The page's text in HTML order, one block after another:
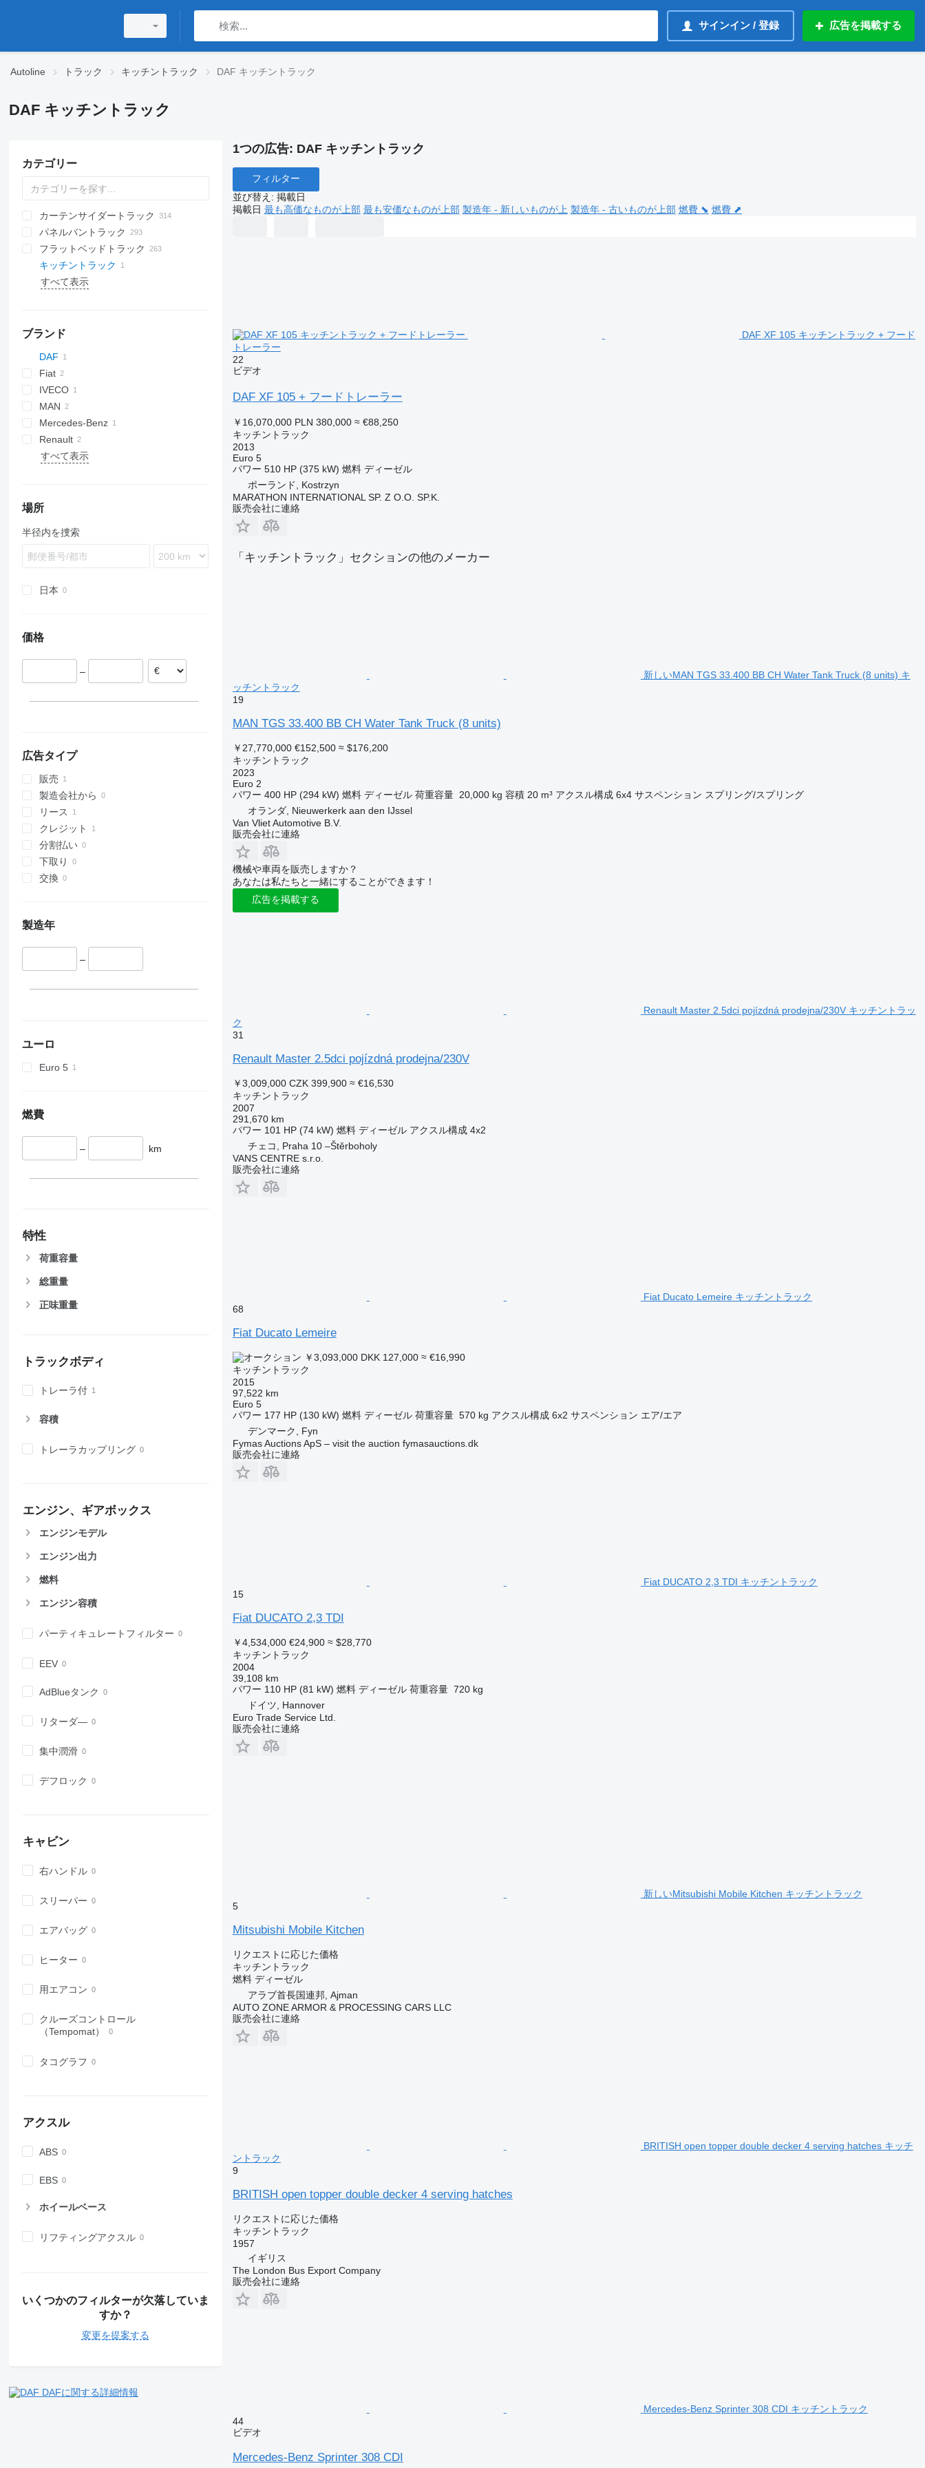
サインイン / 登録 広告を掲載する
Autoline トラック キッチントラック DAF キッチントラック
DAF キッチントラック
カテゴリー
カーテンサイダートラック
パネルバントラック
フラットベッドトラック
キッチントラック
すべて表示
ブランド
DAF
XF
XF 105
Fiat
Ducato
IVECO
MAN
TGL
TGS
Mercedes-Benz
Sprinter
Renault
Master
すべて表示
場所
半径内を捜索
日本
価格
–
広告タイプ
販売
製造会社から
リース
クレジット
分割払い
下取り
交換
製造年
–
ユーロ
Euro 5
燃費
– km
特性
荷重容量
総重量
正味重量
トラックボディ
トレーラ付
容積
トレーラカップリング
エンジン、ギアボックス
エンジンモデル
エンジン出力
燃料
エンジン容積
パーティキュレートフィルター
EEV
AdBlueタンク
リターダ―
集中潤滑
デフロック
キャビン
右ハンドル
スリーパー
エアバッグ
ヒーター
用エアコン
クルーズコントロール
（Tempomat）
タコグラフ
アクスル
ABS
EBS
ホイールベース
リフティングアクスル
いくつかのフィルターが欠落していま
すか？
変更を提案する
DAFに関する詳細情報
1つの広告: DAF キッチントラック
フィルター
並び替え : 掲載日
掲載日 最も高価なものが上部 最も安価なものが上部 製造年 - 新しいものが上 製造年 - 古いものが上部 燃費 ⬊ 燃費 ⬈
DAF XF 105 キッチントラック + フード
トレーラー
22
ビデオ
DAF XF 105 + フードトレーラー
￥16,070,000 PLN 380,000 ≈ €88,250
キッチントラック
2013
Euro 5
パワー 510 HP (375 kW) 燃料 ディーゼル
ポーランド, Kostrzyn
MARATHON INTERNATIONAL SP. Z O.O. SP.K.
販売会社に連絡
「キッチントラック」セクションの他のメーカー
新しいMAN TGS 33.400 BB CH Water Tank Truck (8 units) キ
ッチントラック
19
MAN TGS 33.400 BB CH Water Tank Truck (8 units)
￥27,770,000 €152,500 ≈ $176,200
キッチントラック
2023
Euro 2
パワー 400 HP (294 kW) 燃料 ディーゼル 荷重容量 20,000 kg 容積 20 m³ アクスル構成 6x4 サスペンション スプリング/スプリング
オランダ, Nieuwerkerk aan den IJssel
Van Vliet Automotive B.V.
販売会社に連絡
機械や車両を販売しますか？
あなたは私たちと一緒にすることができます！
広告を掲載する
Renault Master 2.5dci pojízdná prodejna/230V キッチントラッ
ク
31
Renault Master 2.5dci pojízdná prodejna/230V
￥3,009,000 CZK 399,900 ≈ €16,530
キッチントラック
2007
291,670 km
パワー 101 HP (74 kW) 燃料 ディーゼル アクスル構成 4x2
チェコ, Praha 10 –Štěrboholy
VANS CENTRE s.r.o.
販売会社に連絡
Fiat Ducato Lemeire キッチントラック
68
Fiat Ducato Lemeire
￥3,093,000 DKK 127,000 ≈ €16,990
キッチントラック
2015
97,522 km
Euro 5
パワー 177 HP (130 kW) 燃料 ディーゼル 荷重容量 570 kg アクスル構成 6x2 サスペンション エア/エア
デンマーク, Fyn
Fymas Auctions ApS – visit the auction fymasauctions.dk
販売会社に連絡
Fiat DUCATO 2,3 TDI キッチントラック
15
Fiat DUCATO 2,3 TDI
￥4,534,000 €24,900 ≈ $28,770
キッチントラック
2004
39,108 km
パワー 110 HP (81 kW) 燃料 ディーゼル 荷重容量 720 kg
ドイツ, Hannover
Euro Trade Service Ltd.
販売会社に連絡
新しいMitsubishi Mobile Kitchen キッチントラック
5
Mitsubishi Mobile Kitchen
リクエストに応じた価格
キッチントラック
燃料 ディーゼル
アラブ首長国連邦, Ajman
AUTO ZONE ARMOR & PROCESSING CARS LLC
販売会社に連絡
BRITISH open topper double decker 4 serving hatches キッチ
ントラック
9
BRITISH open topper double decker 4 serving hatches
リクエストに応じた価格
キッチントラック
1957
イギリス
The London Bus Export Company
販売会社に連絡
Mercedes-Benz Sprinter 308 CDI キッチントラック
44
ビデオ
Mercedes-Benz Sprinter 308 CDI